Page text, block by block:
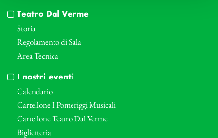
Teatro Dal Verme
Storia
Regolamento di Sala
Area Tecnica
I nostri eventi
Calendario
Cartellone I Pomeriggi Musicali
Cartellone Teatro Dal Verme
Biglietteria